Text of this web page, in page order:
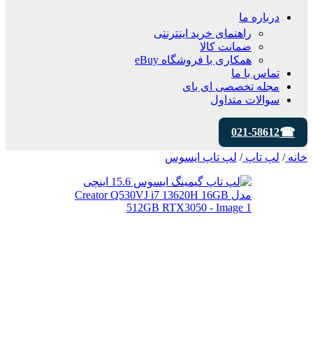
درباره ما
راهنمای خرید اینترنتی
ضمانت کالا
همکاری با فروشگاه eBuy
تماس با ما
مجله تخصصی ای‌ بای
سوالات متداول
021-58612
خانه/ لپ تاپ/ لپ تاپ ایسوس